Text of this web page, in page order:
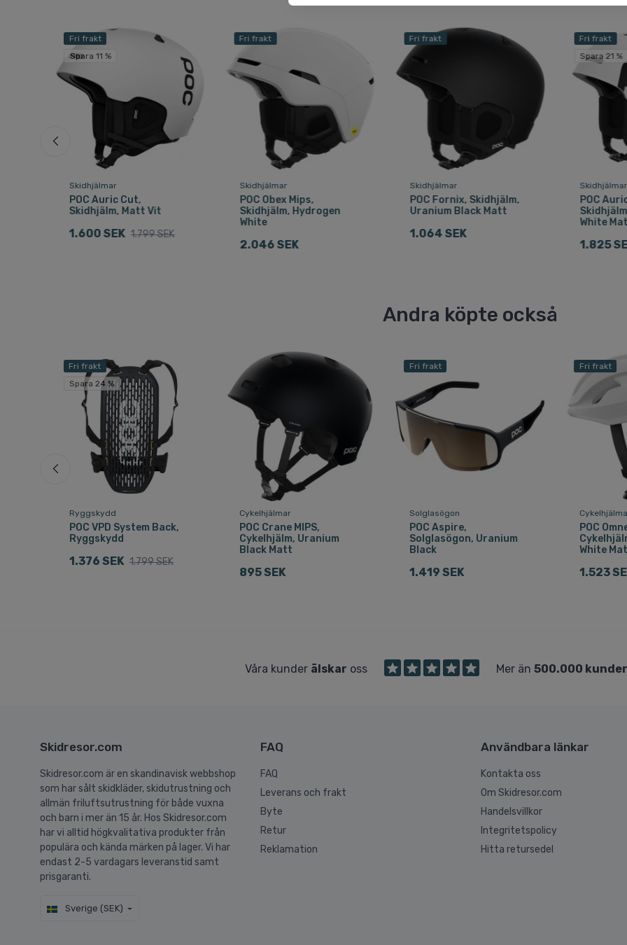
Fri frakt
Spara 11 %
Skidhjälmar
POC Auric Cut,
Skidhjälm, Matt Vit
1.600 SEK 1.799 SEK
Fri frakt
Skidhjälmar
POC Obex Mips,
Skidhjälm, Hydrogen
White
2.046 SEK
Fri frakt
Skidhjälmar
POC Fornix, Skidhjälm,
Uranium Black Matt
1.064 SEK
Fri frakt
Spara 21 %
Skidhjälmar
POC
White
1.825
Andra köpte också
Fri frakt
Spara 24 %
Ryggskydd
POC VPD System Back,
Ryggskydd
1.376 SEK 1.799 SEK
Cykelhjälmar
POC Crane MIPS,
Cykelhjälm, Uranium
Black Matt
895 SEK
Fri frakt
Solglasögon
POC Aspire,
Solglasögon, Uranium
Black
1.419 SEK
Fri frakt
POC
White
1.523
Våra kunder älskar oss Mer än 500.000 kunder
Skidresor.com
Skidresor.com är en skandinavisk webbshop
som har sålt skidkläder, skidutrustning och
allmän friluftsutrustning för både vuxna
och barn i mer än 15 år. Hos Skidresor.com
har vi alltid högkvalitativa produkter från
populära och kända märken på lager. Vi har
endast 2-5 vardagars leveranstid samt
prisgaranti.
Sverige (SEK)
FAQ
FAQ
Leverans och frakt
Byte
Retur
Reklamation
Användbara länkar
Kontakta oss
Om Skidresor.com
Handelsvillkor
Integritetspolicy
Hitta retursedel